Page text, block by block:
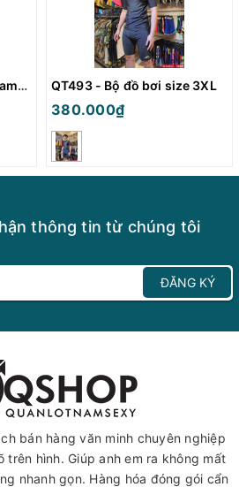
QM0154 - Bộ đồ ngủ pijama nữ QT493 - Bộ đồ bơi size 3XL
380.000₫
thông tin từ chúng tôi
ĐĂNG KÝ
bán hàng văn minh chuyên nghiệp
trên hình. Giúp anh em ra không mất
nhanh gọn. Hàng hóa đóng gói cẩn